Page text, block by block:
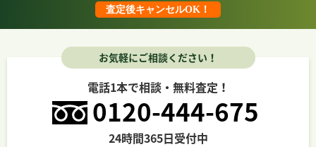
査定後キャンセルOK！
お気軽にご相談ください！
電話1本で相談・無料査定！
0120-444-675
24時間365日受付中